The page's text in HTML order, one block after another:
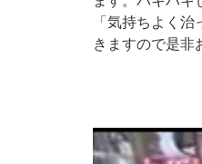
「気持ちよく
きますので是非